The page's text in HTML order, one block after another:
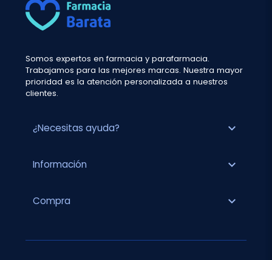
Somos expertos en farmacia y parafarmacia.
Trabajamos para las mejores marcas. Nuestra mayor
prioridad es la atención personalizada a nuestros
clientes.
¿Necesitas ayuda? expand_more
Información expand_more
Compra expand_more